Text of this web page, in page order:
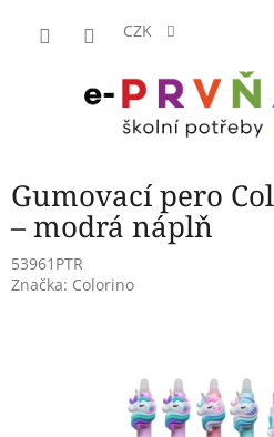
CZK
Gumovací pero
– modrá náplň
53961PTR
Značka: Colorino